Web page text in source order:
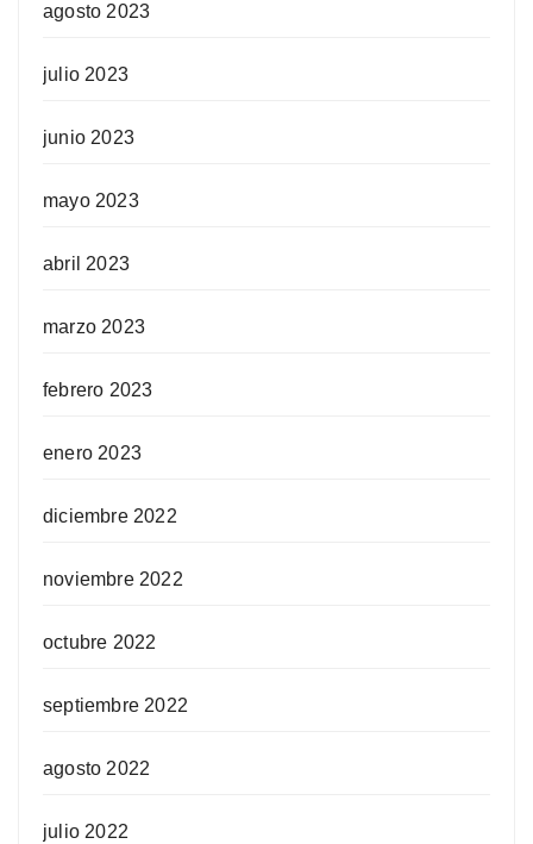
agosto 2023
julio 2023
junio 2023
mayo 2023
abril 2023
marzo 2023
febrero 2023
enero 2023
diciembre 2022
noviembre 2022
octubre 2022
septiembre 2022
agosto 2022
julio 2022